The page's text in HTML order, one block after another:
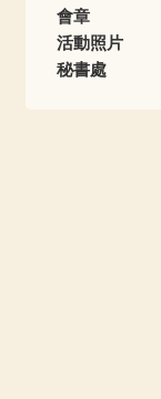
會章
活動照片
秘書處